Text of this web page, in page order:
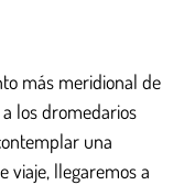
más meridional de
los dromedarios
una
viaje, llegaremos a